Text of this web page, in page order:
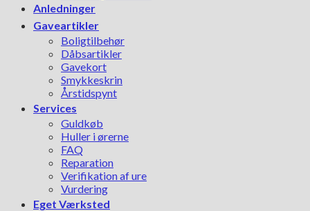
Anledninger
Gaveartikler
Boligtilbehør
Dåbsartikler
Gavekort
Smykkeskrin
Årstidspynt
Services
Guldkøb
Huller i ørerne
FAQ
Reparation
Verifikation af ure
Vurdering
Eget Værksted